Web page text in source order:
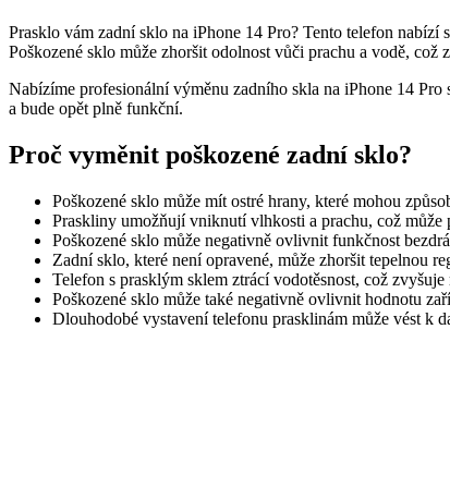
Prasklo vám zadní sklo na iPhone 14 Pro? Tento telefon
Poškozené sklo může zhoršit odolnost vůči prachu a vodě,
Nabízíme profesionální výměnu zadního skla na iPhone 14
a bude opět plně funkční.
Proč vyměnit poškozené zadní sklo?
Poškozené sklo může mít ostré hrany, které mohou
Praskliny umožňují vniknutí vlhkosti a prachu, což může
Poškozené sklo může negativně ovlivnit funkčnost
Zadní sklo, které není opravené, může zhoršit tepelnou
Telefon s prasklým sklem ztrácí vodotěsnost, což
Poškozené sklo může také negativně ovlivnit hodnotu
Dlouhodobé vystavení telefonu prasklinám může vést k